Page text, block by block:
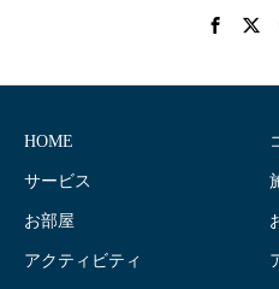
HOME
サービス
お部屋
アクティビティ